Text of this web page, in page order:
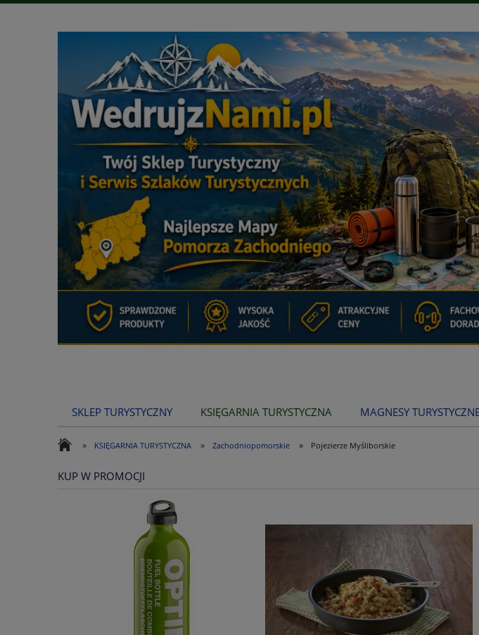
SKLEP TURYSTYCZNY KSIĘGARNIA TURYSTYCZNA MAGNESY
» KSIĘGARNIA TURYSTYCZNA » Zachodniopomorskie » Pojezierze Myśliborskie
KUP W PROMOCJI